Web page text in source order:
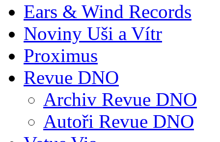
Ears & Wind Records
Noviny Uši a Vítr
Proximus
Revue DNO
Archiv Revue DNO
Autoři Revue DNO